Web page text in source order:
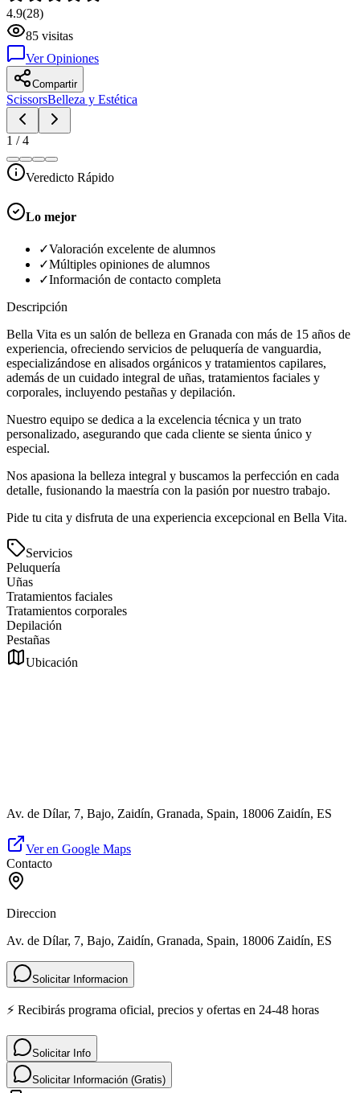
4.9(28)
85 visitas
Ver Opiniones
Compartir
ScissorsBelleza y Estética
1 /4
Veredicto Rápido
Lo mejor
✓Valoración excelente de alumnos
✓Múltiples opiniones de alumnos
✓Información de contacto completa
Descripción
Bella Vita es un salón de belleza en Granada con más de 15 años de
experiencia, ofreciendo servicios de peluquería de vanguardia,
especializándose en alisados orgánicos y tratamientos capilares,
además de un cuidado integral de uñas, tratamientos faciales y
corporales, incluyendo pestañas y depilación.
Nuestro equipo se dedica a la excelencia técnica y un trato
personalizado, asegurando que cada cliente se sienta único y
especial.
Nos apasiona la belleza integral y buscamos la perfección en cada
detalle, fusionando la maestría con la pasión por nuestro trabajo.
Pide tu cita y disfruta de una experiencia excepcional en Bella Vita.
Servicios
Peluquería
Uñas
Tratamientos faciales
Tratamientos corporales
Depilación
Pestañas
Ubicación
Av. de Dílar, 7, Bajo, Zaidín, Granada, Spain, 18006 Zaidín, ES
Ver en Google Maps
Contacto
Direccion
Av. de Dílar, 7, Bajo, Zaidín, Granada, Spain, 18006 Zaidín, ES
Solicitar Informacion
⚡ Recibirás programa oficial, precios y ofertas en 24-48 horas
Solicitar Info
Solicitar Información (Gratis)